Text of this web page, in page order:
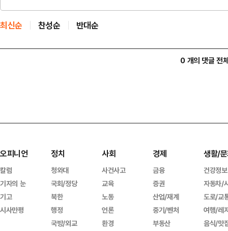
최신순 찬성순 반대순
0 개의 댓글 전
오피니언
칼럼
기자의 눈
기고
시사만평
정치
청와대
국회/정당
북한
행정
국방/외교
사회
사건사고
교육
노동
언론
환경
경제
금융
증권
산업/재계
중기/벤처
부동산
생활/
건강정보
자동차/
도로/교
여행/레
음식/맛